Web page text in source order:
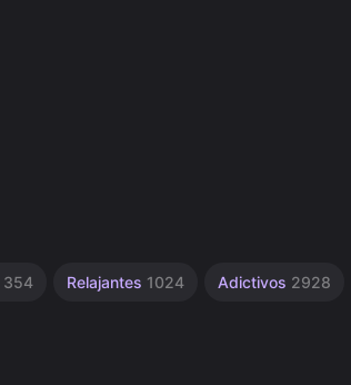
354 Relajantes 1024 Adictivos 2928